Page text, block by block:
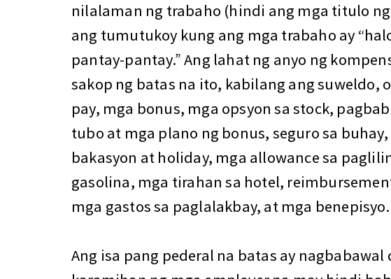
nilalaman ng trabaho (hindi ang mga titulo
ang tumutukoy kung ang mga trabaho ay
pantay-pantay.” Ang lahat ng anyo ng
sakop ng batas na ito, kabilang ang suweldo,
pay, mga bonus, mga opsyon sa stock,
tubo at mga plano ng bonus, seguro sa buhay,
bakasyon at holiday, mga allowance sa
gasolina, mga tirahan sa hotel,
mga gastos sa paglalakbay, at mga benepisyo.
Ang isa pang pederal na batas ay nagbabawal